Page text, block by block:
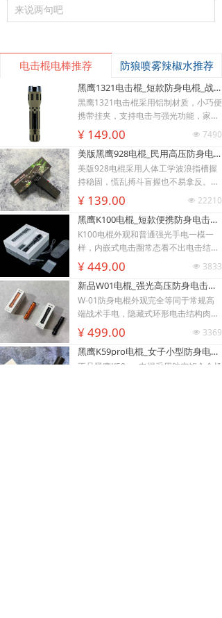
电击棍电棒推荐 防狼喷雾辣椒水推荐
黑鹰1321电击棍_短款防身电棍_战术高压电击棍背夹设计_多功能民用合法防身器材_黑鹰电击棍官网
黑鹰1321电击棍采用铝制材质，小巧便
携带挂夹，支持电击与强光功能，家用
充电便捷，防滑设计易握持，体积小威
慑力足，适配日常防身需求。
넶 7490
¥ 149.00
美版黑鹰928电棍_民用高压防身电击棍_女子防狼小型便携电棍防身器材_电棍专买商城官网
美版928电棍采用人体工学波浪指槽握
持稳固，慌乱搏斗盲握也不易拿反。该
型防身电击棍采用核心双侧高压导电片
为独有防抢设计，歹徒伸手抢夺机身时
即刻遭电击弹开，杜绝武器被反夺反噬
自身；凸起蘑菇触头穿透力强，厚棉
衣、牛仔外套也能顺利导通电流。强光
LED 可先炫目干扰对手视线，再近身电
击制敌，双重战术配合提升脱身概率。
928电棍侧面滑动总锁隔离误触，包
里、口袋挤压不会意外放电；标配耐磨
腰套，可内藏腰间隐蔽携带，充电电池
循环使用续航稳定。此电棍小巧轻薄，
可放进手提包、外套口袋、汽车扶手
箱，不像长款电棍笨重受限，主打近距
离贴身对抗场景。
넶 22210
¥ 139.00
黑鹰K100电棍_短款便携防身电击棍_大功率高压电棍带电量显示_强光照明typeC接口电击手电防身器材_电棍专买商城官网
K100电棍外观和普通强光手电一模一
样，内嵌式电击圈常态看不出电击结
构，隐蔽性远超传统露触头电棍。6061
-T6 航空铝机身抗摔耐磨，灯头莲花齿
兼具物理击打与车祸破窗逃生作用。K1
00电棍的高亮度暴闪灯光可短暂致盲对
手，创造电击反击窗口期；电流控制在
安全区间，快速压制施暴者行动力，不
会造成不可逆重伤。尾部总电源 + 战术
按键双层保险，包内、口袋存放杜绝挤
压误放电；Type-C 接口适配充电宝、
넶 3833
¥ 449.00
新品W01电棍_强光高压防身电击棍_黑鹰安防电棍专卖店_小型便携电击防身器材
W-01防身电棍外观完全等同于常规高
端战术手电，隐藏式环形电击结构肉眼
难以识别，夜间手持照明毫无违和感，
可悄悄保持戒备姿态不刺激施暴者。航
空铝合金外壳抗摔耐磨，暴雨环境照常
照明使用。W01电棍的爆闪强光可快速
넶 3369
¥ 499.00
黑鹰K59pro电棍_女子小型防身电击棍_大功率高压电棍隐藏式电击头设计_合法电击防身器材手电_黑鹰电击棍专卖店
正品黑鹰K59pro电棍采用航空铝合金机
来说两句吧
낙
购物车 我的 客服微besda002